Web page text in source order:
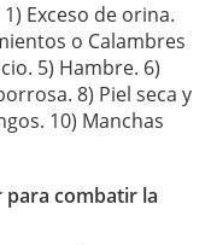
Exceso de orina.
o Calambres
5) Hambre. 6)
8) Piel seca y
10) Manchas
para combatir la